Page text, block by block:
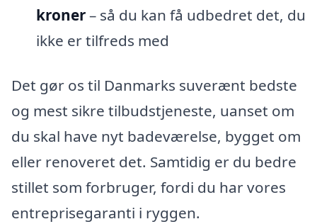
kroner– så du kan få udbedret det, du
ikke er tilfreds med
Det gør os til Danmarks suverænt bedste
og mest sikre tilbudstjeneste, uanset om
du skal have nyt badeværelse, bygget om
eller renoveret det. Samtidig er du bedre
stillet som forbruger, fordi du har vores
entreprisegaranti i ryggen.